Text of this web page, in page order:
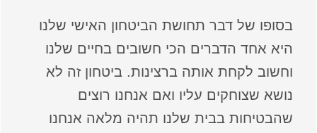
בסופו של דבר תחושת הביטחון האישי שלנו
היא אחד הדברים הכי חשובים בחיים שלנו
וחשוב לקחת אותה ברצינות. ביטחון זה לא
נושא שצוחקים עליו ואם אנחנו רוצים
שהבטיחות בבית שלנו תהיה מלאה אנחנו